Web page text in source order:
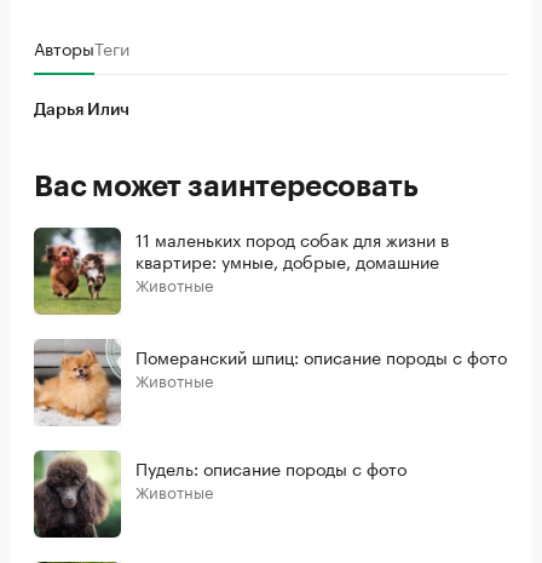
АвторыТеги
Дарья Илич
Вас может заинтересовать
11 маленьких пород собак для жизни в
квартире: умные, добрые, домашние
Животные
Померанский шпиц: описание породы с фото
Животные
Пудель: описание породы с фото
Животные